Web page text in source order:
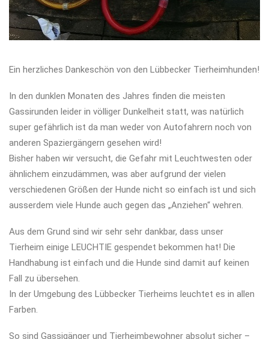
Ein herzliches Dankeschön von den Lübbecker Tierheimhunden!
In den dunklen Monaten des Jahres finden die meisten
Gassirunden leider in völliger Dunkelheit statt, was natürlich
super gefährlich ist da man weder von Autofahrern noch von
anderen Spaziergängern gesehen wird!
Bisher haben wir versucht, die Gefahr mit Leuchtwesten oder
ähnlichem einzudämmen, was aber aufgrund der vielen
verschiedenen Größen der Hunde nicht so einfach ist und sich
ausserdem viele Hunde auch gegen das „Anziehen“ wehren.
Aus dem Grund sind wir sehr sehr dankbar, dass unser
Tierheim einige LEUCHTIE gespendet bekommen hat! Die
Handhabung ist einfach und die Hunde sind damit auf keinen
Fall zu übersehen.
In der Umgebung des Lübbecker Tierheims leuchtet es in allen
Farben.
So sind Gassigänger und Tierheimbewohner absolut sicher –